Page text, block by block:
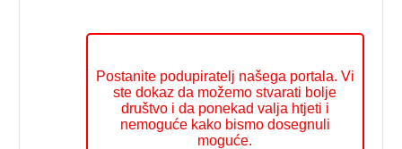
Postanite podupiratelj našega portala. Vi
ste dokaz da možemo stvarati bolje
društvo i da ponekad valja htjeti i
nemoguće kako bismo dosegnuli
moguće.